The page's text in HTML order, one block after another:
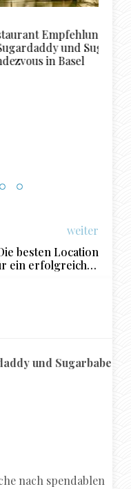
für
Sugarbabe
weiter
besten Location
ein erfolgreiches
und Sugarbabe
nach spendablen